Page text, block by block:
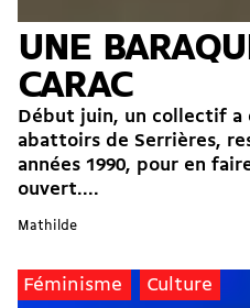
UNE
CARAC
Début juin, un collectif a
abattoirs de Serrières,
années 1990, pour en
ouvert....
Mathilde
Féminisme Culture